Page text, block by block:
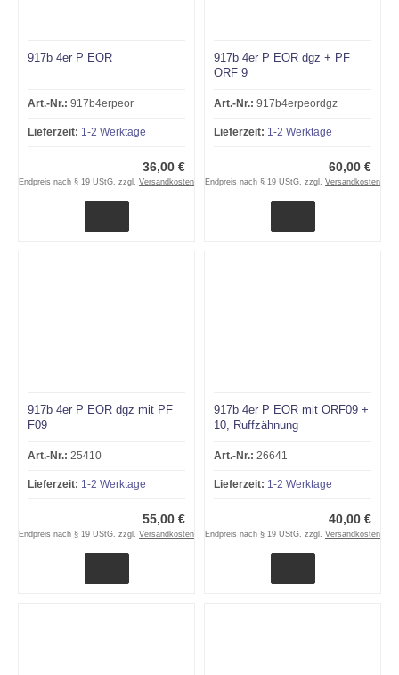
917b 4er P EOR
Art.-Nr.: 917b4erpeor
Lieferzeit: 1-2 Werktage
36,00 €
Endpreis nach § 19 UStG. zzgl. Versandkosten
917b 4er P EOR dgz + PF
ORF 9
Art.-Nr.: 917b4erpeordgz
Lieferzeit: 1-2 Werktage
60,00 €
Endpreis nach § 19 UStG. zzgl. Versandkosten
917b 4er P EOR dgz mit PF
F09
Art.-Nr.: 25410
Lieferzeit: 1-2 Werktage
55,00 €
Endpreis nach § 19 UStG. zzgl. Versandkosten
917b 4er P EOR mit ORF09 +
10, Ruffzähnung
Art.-Nr.: 26641
Lieferzeit: 1-2 Werktage
40,00 €
Endpreis nach § 19 UStG. zzgl. Versandkosten